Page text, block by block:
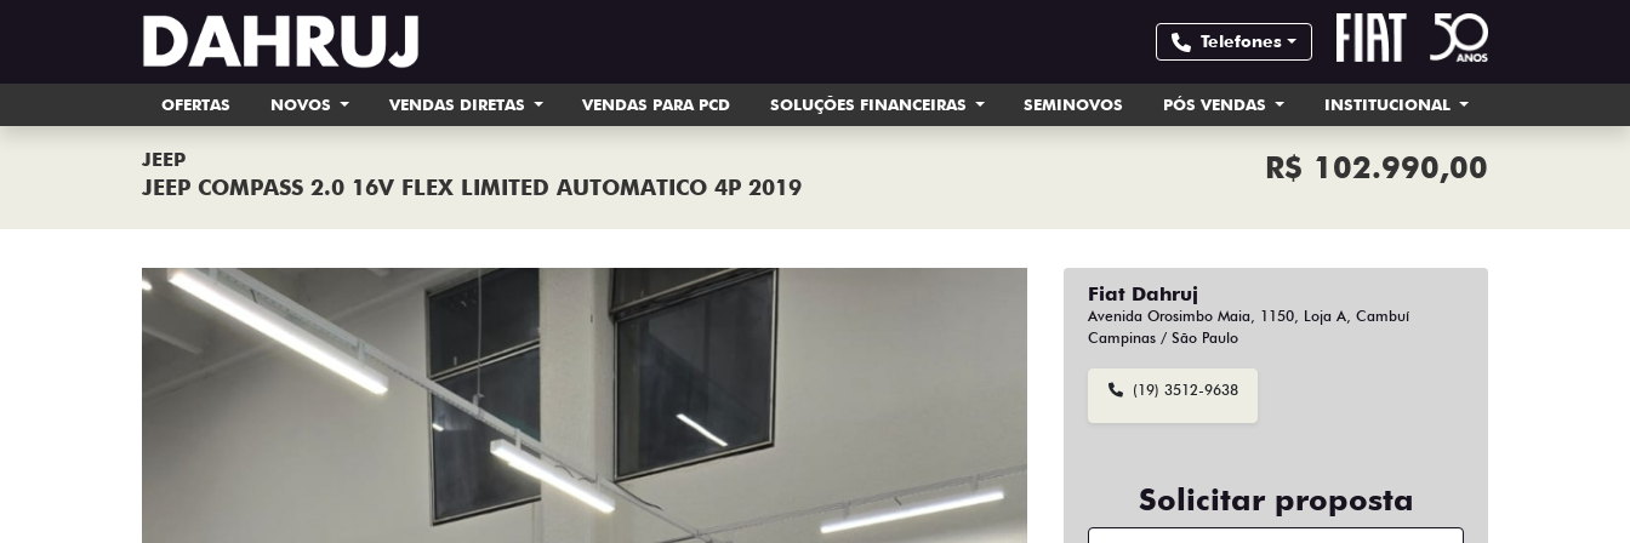
Telefones
OFERTAS NOVOS VENDAS DIRETAS VENDAS PARA PCD SOLUÇÕES FINANCEIRAS SEMINOVOS PÓS VENDAS INSTITUCIONAL
JEEP
JEEP COMPASS 2.0 16V FLEX LIMITED AUTOMATICO 4P 2019
R$ 102.990,00
Fiat Dahruj
Avenida Orosimbo Maia, 1150, Loja A, Cambuí
Campinas / São Paulo
(19) 3512-9638
Solicitar proposta